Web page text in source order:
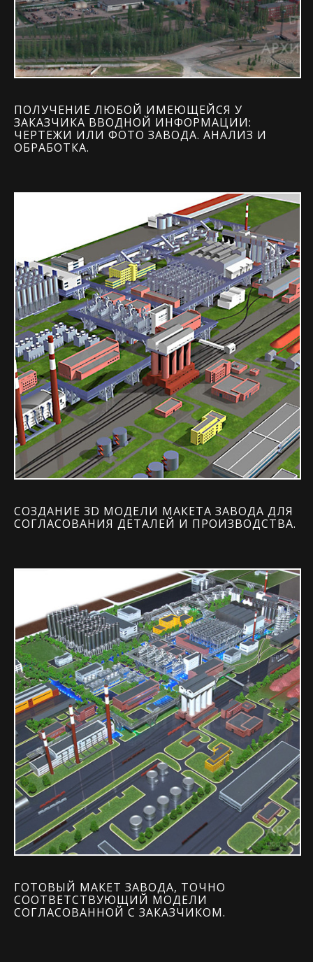
ПОЛУЧЕНИЕ ЛЮБОЙ ИМЕЮЩЕЙСЯ У
ЗАКАЗЧИКА ВВОДНОЙ ИНФОРМАЦИИ:
ЧЕРТЕЖИ ИЛИ ФОТО ЗАВОДА. АНАЛИЗ И
ОБРАБОТКА.
СОЗДАНИЕ 3D МОДЕЛИ МАКЕТА ЗАВОДА ДЛЯ
СОГЛАСОВАНИЯ ДЕТАЛЕЙ И ПРОИЗВОДСТВА.
ГОТОВЫЙ МАКЕТ ЗАВОДА, ТОЧНО
СООТВЕТСТВУЮЩИЙ МОДЕЛИ
СОГЛАСОВАННОЙ С ЗАКАЗЧИКОМ.